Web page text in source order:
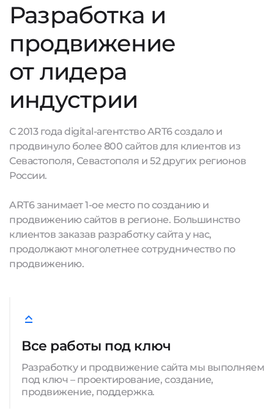
Разработка и
продвижение
от лидера
индустрии
С 2013 года digital-агентство ART6 создало и
продвинуло более 800 сайтов для клиентов из
Севастополя, Севастополя и 52 других регионов
России.
ART6 занимает 1-ое место по созданию и
продвижению сайтов в регионе. Большинство
клиентов заказав разработку сайта у нас,
продолжают многолетнее сотрудничество по
продвижению.
Все работы под ключ
Разработку и продвижение сайта мы выполняем
под ключ – проектирование, создание,
продвижение, поддержка.